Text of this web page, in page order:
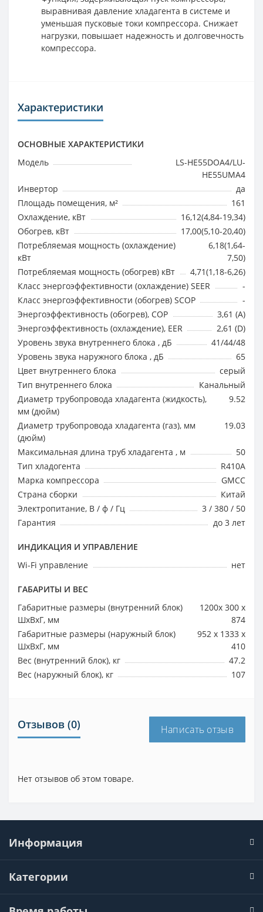
выравнивая давление хладагента в системе и
уменьшая пусковые токи компрессора. Снижает
нагрузки, повышает надежность и долговечность
компрессора.
Характеристики
ОСНОВНЫЕ ХАРАКТЕРИСТИКИ
Модель
LS-HE55DOA4/LU-
HE55UMA4
Инвертор
да
Площадь помещения, м²
161
Охлаждение, кВт
16,12(4,84-19,34)
Обогрев, кВт
17,00(5,10-20,40)
Потребляемая мощность (охлаждение)
кВт
6,18(1,64-
7,50)
Потребляемая мощность (обогрев) кВт
4,71(1,18-6,26)
Класс энергоэффективности (охлаждение) SEER
-
Класс энергоэффективности (обогрев) SCOP
-
Энергоэффективность (обогрев), COP
3,61 (A)
Энергоэффективность (охлаждение), EER
2,61 (D)
Уровень звука внутреннего блока , дБ
41/44/48
Уровень звука наружного блока , дБ
65
Цвет внутреннего блока
серый
Тип внутреннего блока
Канальный
Диаметр трубопровода хладагента (жидкость),
мм (дюйм)
9.52
Диаметр трубопровода хладагента (газ), мм
(дюйм)
19.03
Максимальная длина труб хладагента , м
50
Тип хладогента
R410A
Марка компрессора
GMCC
Страна сборки
Китай
Электропитание, В / ф / Гц
3 / 380 / 50
Гарантия
до 3 лет
ИНДИКАЦИЯ И УПРАВЛЕНИЕ
Wi-Fi управление
нет
ГАБАРИТЫ И ВЕС
Габаритные размеры (внутренний блок)
ШхВхГ, мм
1200x 300 x
874
Габаритные размеры (наружный блок)
ШхВхГ, мм
952 x 1333 x
410
Вес (внутренний блок), кг
47.2
Вес (наружный блок), кг
107
Отзывов (0) Написать отзыв
Нет отзывов об этом товаре.
Информация
Категории